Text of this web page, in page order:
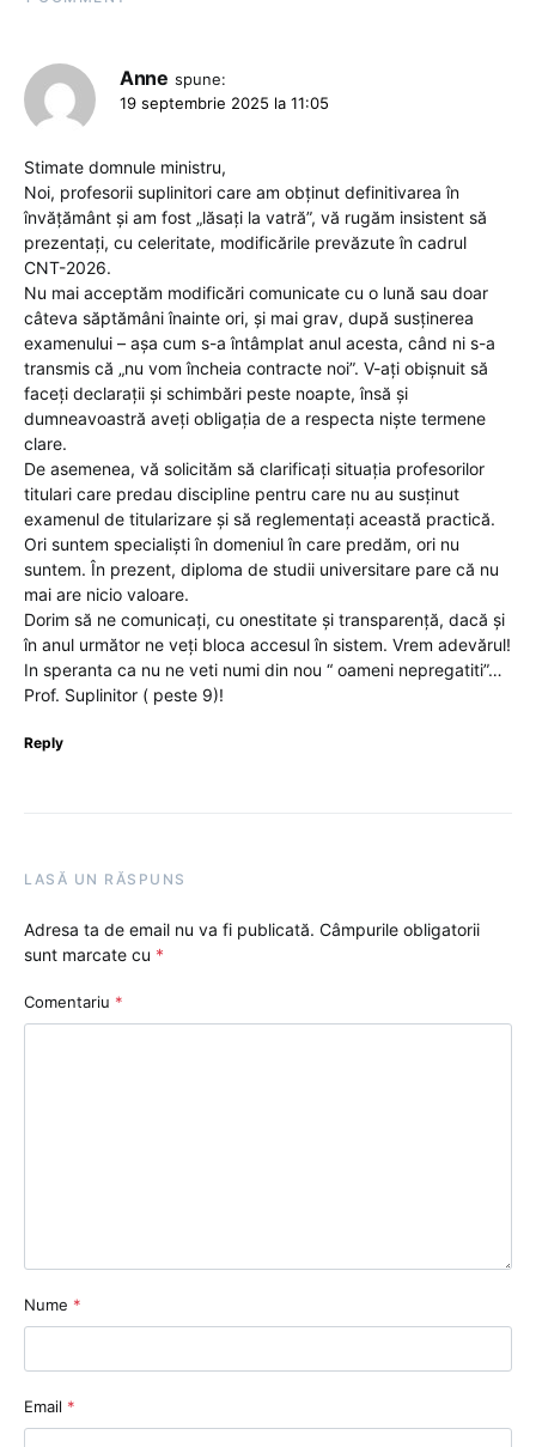
Anne spune:
19 septembrie 2025 la 11:05
Stimate domnule ministru,
Noi, profesorii suplinitori care am obținut definitivarea în
învățământ și am fost „lăsați la vatră”, vă rugăm insistent să
prezentați, cu celeritate, modificările prevăzute în cadrul
CNT-2026.
Nu mai acceptăm modificări comunicate cu o lună sau doar
câteva săptămâni înainte ori, și mai grav, după susținerea
examenului – așa cum s-a întâmplat anul acesta, când ni s-a
transmis că „nu vom încheia contracte noi”. V-ați obișnuit să
faceți declarații și schimbări peste noapte, însă și
dumneavoastră aveți obligația de a respecta niște termene
clare.
De asemenea, vă solicităm să clarificați situația profesorilor
titulari care predau discipline pentru care nu au susținut
examenul de titularizare și să reglementați această practică.
Ori suntem specialiști în domeniul în care predăm, ori nu
suntem. În prezent, diploma de studii universitare pare că nu
mai are nicio valoare.
Dorim să ne comunicați, cu onestitate și transparență, dacă și
în anul următor ne veți bloca accesul în sistem. Vrem adevărul!
In speranta ca nu ne veti numi din nou “ oameni nepregatiti”…
Prof. Suplinitor ( peste 9)!
Reply
LASĂ UN RĂSPUNS
Adresa ta de email nu va fi publicată. Câmpurile obligatorii
sunt marcate cu *
Comentariu *
Nume *
Email *